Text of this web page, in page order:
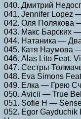
040. Дмитрий
041. Jennifer Lopez
042. Оля Полякова
043. Макс Барских
044. Натаника —
045. Катя Наумова
046. Alas Lito Feat.
047. Сестры
048. Eva Simons
049. Елка — Грею
050. Avicii — True
051. Sofie H —
052. Egor